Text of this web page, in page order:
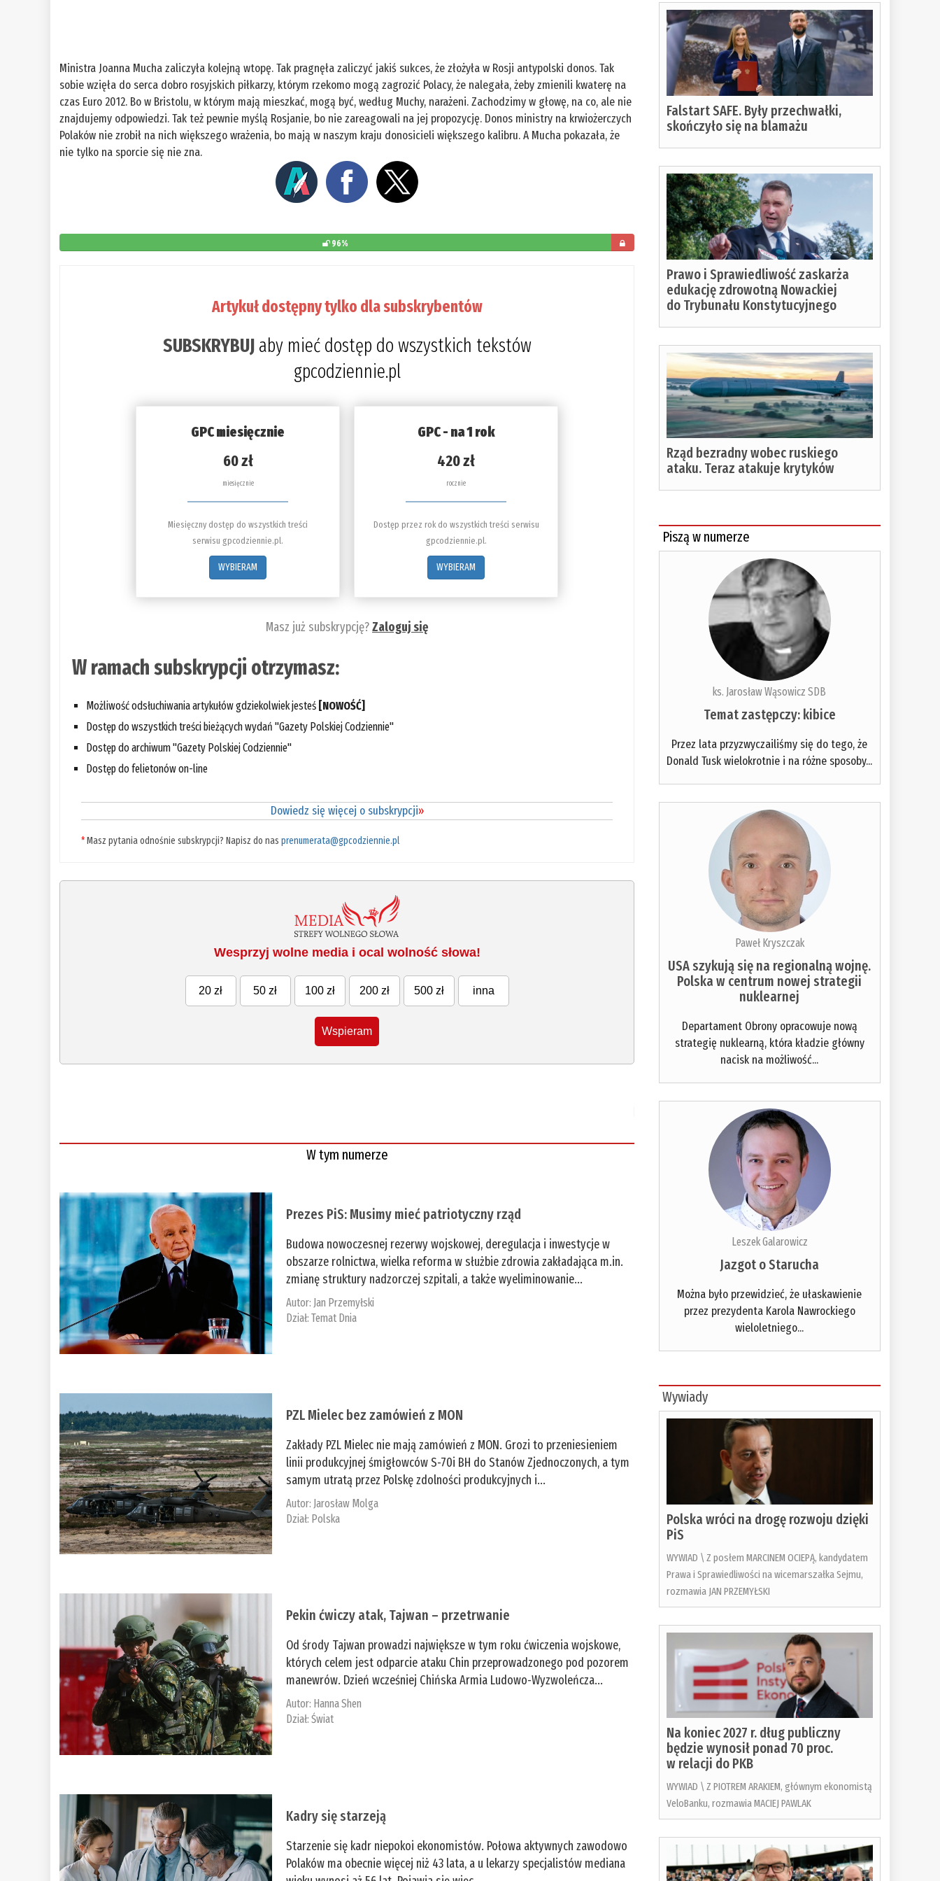
Ministra Joanna Mucha zaliczyła kolejną wtopę. Tak pragnęła zaliczyć jakiś sukces, że złożyła w Rosji antypolski donos. Tak
sobie wzięła do serca dobro rosyjskich piłkarzy, którym rzekomo mogą zagrozić Polacy, że nalegała, żeby zmienili kwaterę na
czas Euro 2012. Bo w Bristolu, w którym mają mieszkać, mogą być, według Muchy, narażeni. Zachodzimy w głowę, na co, ale nie
znajdujemy odpowiedzi. Tak też pewnie myślą Rosjanie, bo nie zareagowali na jej propozycję. Donos ministry na krwiożerczych
Polaków nie zrobił na nich większego wrażenia, bo mają w naszym kraju donosicieli większego kalibru. A Mucha pokazała, że
nie tylko na sporcie się nie zna.
96%
Artykuł dostępny tylko dla subskrybentów
SUBSKRYBUJaby mieć dostęp do wszystkich tekstów
gpcodziennie.pl
GPC miesięcznie
60 zł
miesięcznie
Miesięczny dostęp do wszystkich treści
serwisu gpcodziennie.pl.
WYBIERAM
GPC - na 1 rok
420 zł
rocznie
Dostęp przez rok do wszystkich treści serwisu
gpcodziennie.pl.
WYBIERAM
Masz już subskrypcję?Zaloguj się
W ramach subskrypcji otrzymasz:
Możliwość odsłuchiwania artykułów gdziekolwiek jesteś [NOWOŚĆ]
Dostęp do wszystkich treści bieżących wydań "Gazety Polskiej Codziennie"
Dostęp do archiwum "Gazety Polskiej Codziennie"
Dostęp do felietonów on-line
Dowiedz się więcej o subskrypcji»
*Masz pytania odnośnie subskrypcji? Napisz do nasprenumerata@gpcodziennie.pl
Wesprzyj wolne media i ocal wolność słowa!
20 zł 50 zł 100 zł 200 zł 500 zł inna
Wspieram
W tym numerze
Prezes PiS: Musimy mieć patriotyczny rząd
Budowa nowoczesnej rezerwy wojskowej, deregulacja i inwestycje w
obszarze rolnictwa, wielka reforma w służbie zdrowia zakładająca m.in.
zmianę struktury nadzorczej szpitali, a także wyeliminowanie...
Autor: Jan Przemyłski
Dział:Temat Dnia
PZL Mielec bez zamówień z MON
Zakłady PZL Mielec nie mają zamówień z MON. Grozi to przeniesieniem
linii produkcyjnej śmigłowców S-70i BH do Stanów Zjednoczonych, a tym
samym utratą przez Polskę zdolności produkcyjnych i...
Autor: Jarosław Molga
Dział: Polska
Pekin ćwiczy atak, Tajwan – przetrwanie
Od środy Tajwan prowadzi największe w tym roku ćwiczenia wojskowe,
których celem jest odparcie ataku Chin przeprowadzonego pod pozorem
manewrów. Dzień wcześniej Chińska Armia Ludowo-Wyzwoleńcza...
Autor: ­Hanna Shen
Dział:Świat
Kadry się starzeją
Starzenie się kadr niepokoi ekonomistów. Połowa aktywnych zawodowo
Polaków ma obecnie więcej niż 43 lata, a u lekarzy specjalistów mediana
Falstart SAFE. Były przechwałki,
skończyło się na blamażu
Prawo i Sprawiedliwość zaskarża
edukację zdrowotną Nowackiej
do Trybunału Konstytucyjnego
Rząd bezradny wobec ruskiego
ataku. Teraz atakuje krytyków
Piszą w numerze
ks. Jarosław Wąsowicz SDB
Temat zastępczy: kibice
Przez lata przyzwyczailiśmy się do tego, że
Donald Tusk wielokrotnie i na różne sposoby...
Paweł Kryszczak
USA szykują się na regionalną wojnę.
Polska w centrum nowej strategii
nuklearnej
Departament Obrony opracowuje nową
strategię nuklearną, która kładzie główny
nacisk na możliwość...
Leszek Galarowicz
Jazgot o Starucha
Można było przewidzieć, że ułaskawienie
przez prezydenta Karola Nawrockiego
wieloletniego...
Wywiady
Polska wróci na drogę rozwoju dzięki
PiS
WYWIAD \ Z posłem MARCINEM OCIEPĄ, kandydatem
Prawa i Sprawiedliwości na wicemarszałka Sejmu,
rozmawia JAN PRZEMYŁSKI
Na koniec 2027 r. dług publiczny
będzie wynosił ponad 70 proc.
w relacji do PKB
WYWIAD \ Z PIOTREM ARAKIEM, głównym ekonomistą
VeloBanku, rozmawia MACIEJ PAWLAK